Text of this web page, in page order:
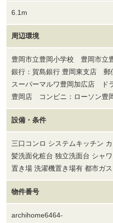
6.1m
周辺環境
豊岡市立豊岡小学校 豊岡市立
銀行：賀島銀行 豊岡東支店 郵
スーパーマルワ豊岡加広店 ド
豊岡店 コンビニ：ローソン豊
設備・条件
三口コンロ システムキッチン
髪洗面化粧台 独立洗面台 シャ
置き場 洗濯機置き場有 都市ガ
物件番号
archihome6464-